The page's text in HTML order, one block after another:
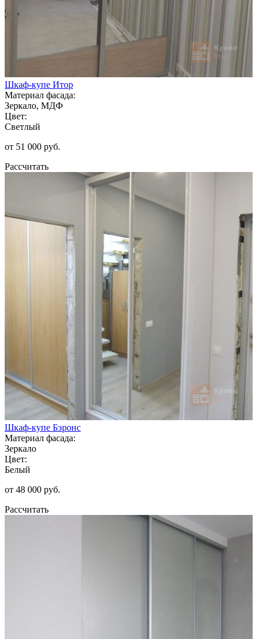
Шкаф-купе Итор
Материал фасада:
Зеркало, МДФ
Цвет:
Светлый
от 51 000 руб.
Рассчитать
Шкаф-купе Бэронс
Материал фасада:
Зеркало
Цвет:
Белый
от 48 000 руб.
Рассчитать